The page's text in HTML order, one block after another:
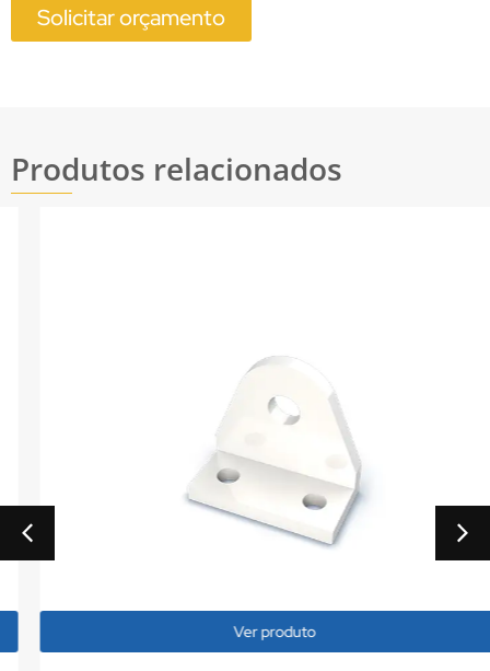
Solicitar orçamento
Produtos relacionados
Ver produto